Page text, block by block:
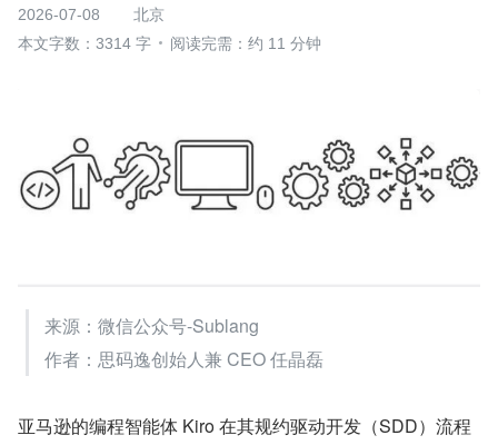
2026-07-08
北京
本文字数：3314 字
阅读完需：约 11 分钟
来源：微信公众号-Sublang
作者：思码逸创始人兼 CEO 任晶磊
亚马逊的编程智能体 Kiro 在其规约驱动开发（SDD）流程